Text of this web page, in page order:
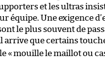
et les ultras
équipe. Une exigence
le plus souvent de
arrive que certains
«mouille le maillot ou